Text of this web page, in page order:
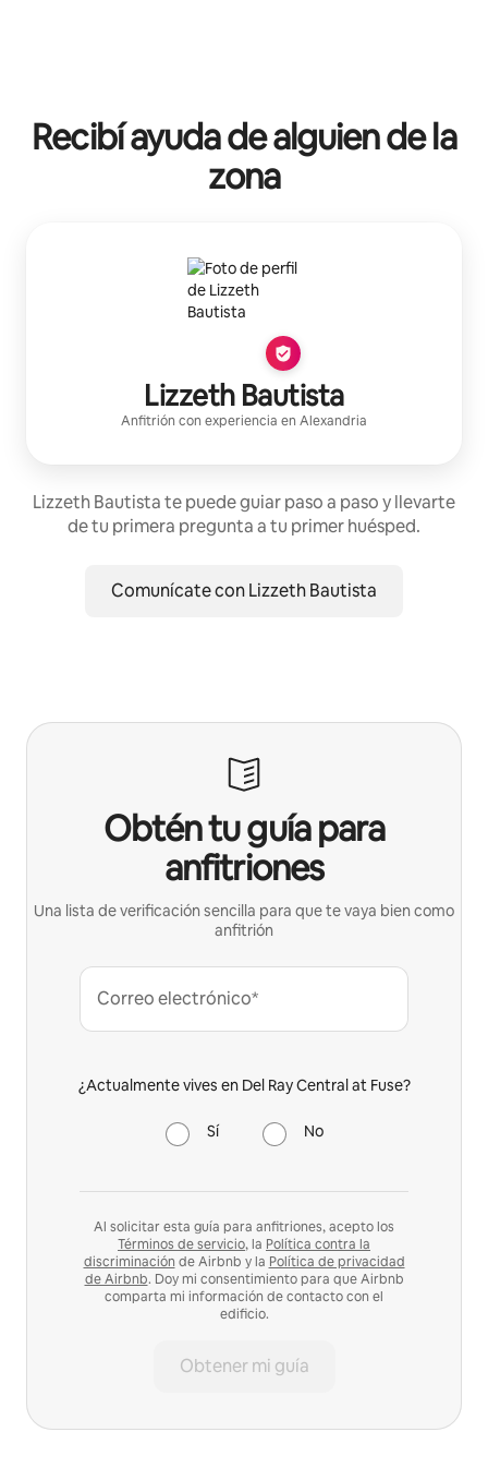
Recibí ayuda de alguien de la
zona
Lizzeth Bautista
Anfitrión con experiencia en Alexandria
Lizzeth Bautista te puede guiar paso a paso y llevarte
de tu primera pregunta a tu primer huésped.
Comunícate con Lizzeth Bautista
Obtén tu guía para
anfitriones
Una lista de verificación sencilla para que te vaya bien como
anfitrión
Correo electrónico*
¿Actualmente vives en Del Ray Central at Fuse?
Sí No
Al solicitar esta guía para anfitriones, acepto los
Términos de servicio, la Política contra la
discriminación de Airbnb y la Política de privacidad
de Airbnb. Doy mi consentimiento para que Airbnb
comparta mi información de contacto con el
edificio.
Obtener mi guía